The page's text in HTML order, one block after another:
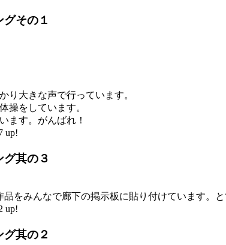
その１
大きな声で行っています。
操をしています。
ます。がんばれ！
up!
其の３
をみんなで廊下の掲示板に貼り付けています。と
up!
其の２